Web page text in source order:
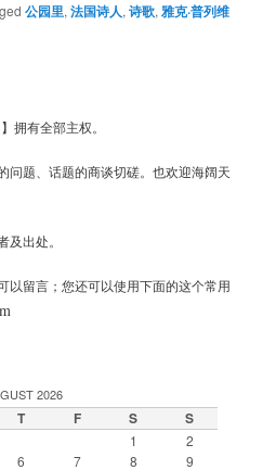
公园里,法国诗人,诗歌,雅克·普列维
拥有全部主权。
问题、话题的商谈切磋。也欢迎海阔天
及出处。
以留言；您还可以使用下面的这个常用
2026
T F S S
1
2
6 7 8
9